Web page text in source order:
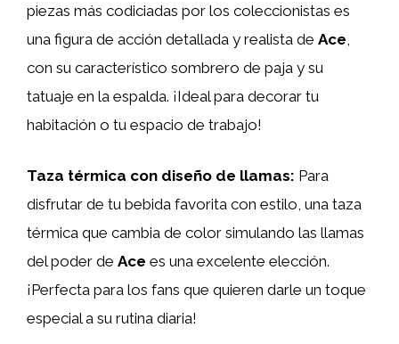
piezas más codiciadas por los coleccionistas es
una figura de acción detallada y realista de Ace
con su característico sombrero de paja y su
tatuaje en la espalda. ¡Ideal para decorar tu
habitación o tu espacio de trabajo!
Taza térmica con diseño de llamas: Para
disfrutar de tu bebida favorita con estilo, una taza
térmica que cambia de color simulando las llamas
del poder de Ace es una excelente elección.
¡Perfecta para los fans que quieren darle un toque
especial a su rutina diaria!